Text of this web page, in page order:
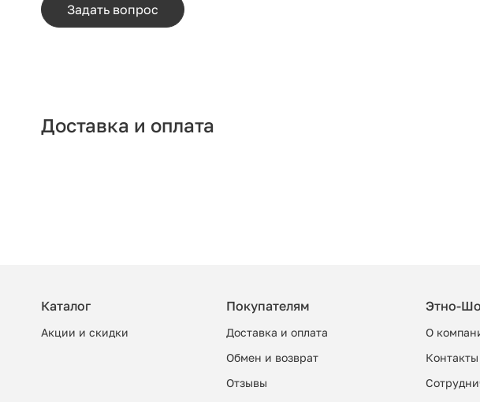
Задать вопрос
Доставка и оплата
Каталог
Акции и скидки
Покупателям
Доставка и оплата
Обмен и возврат
Отзывы
Этно-
О
Контакты